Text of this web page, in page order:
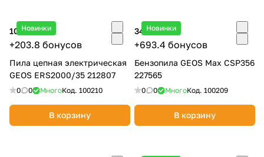
Новинки
10 190 ₽
+203.8 бонусов
Пила цепная электрическая
GEOS ERS2000/35 212807
0 0 МногоКод. 100210
В корзину
Новинки
34 670 ₽
+693.4 бонусов
Бензопила GEOS Max CSP356
227565
0 0 МногоКод. 100209
В корзину